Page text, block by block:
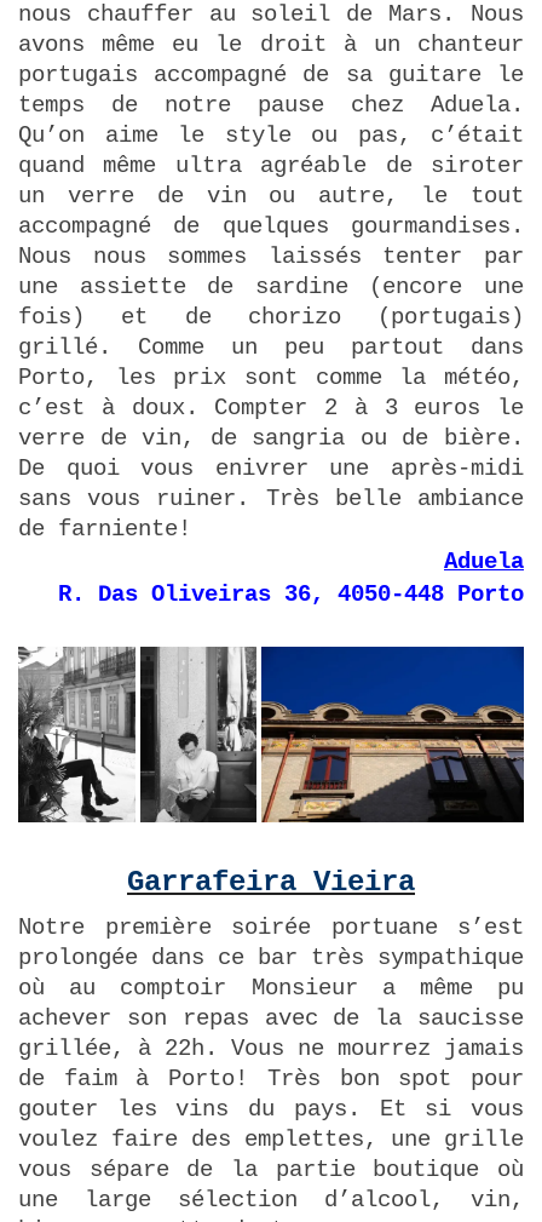
nous chauffer au soleil de Mars. Nous
avons même eu le droit à un chanteur
portugais accompagné de sa guitare le
temps de notre pause chez Aduela.
Qu’on aime le style ou pas, c’était
quand même ultra agréable de siroter
un verre de vin ou autre, le tout
accompagné de quelques gourmandises.
Nous nous sommes laissés tenter par
une assiette de sardine (encore une
fois) et de chorizo (portugais)
grillé. Comme un peu partout dans
Porto, les prix sont comme la météo,
c’est à doux. Compter 2 à 3 euros le
verre de vin, de sangria ou de bière.
De quoi vous enivrer une après-midi
sans vous ruiner. Très belle ambiance
de farniente!
Aduela
R. Das Oliveiras 36, 4050-448 Porto
Garrafeira Vieira
Notre première soirée portuane s’est
prolongée dans ce bar très sympathique
où au comptoir Monsieur a même pu
achever son repas avec de la saucisse
grillée, à 22h. Vous ne mourrez jamais
de faim à Porto! Très bon spot pour
gouter les vins du pays. Et si vous
voulez faire des emplettes, une grille
vous sépare de la partie boutique où
une large sélection d’alcool, vin,